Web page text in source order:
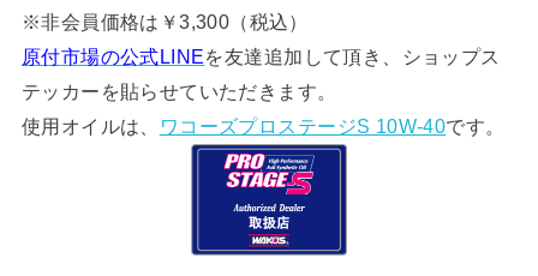
※非会員価格は￥3,300（税込）
原付市場の公式LINEを友達追加して頂き、ショップス
テッカーを貼らせていただきます。
使用オイルは、
ワコーズプロステージS 10W-40です。